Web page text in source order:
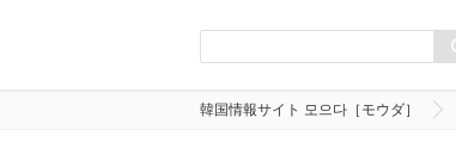
韓国情報サイト 모으다［モウダ］